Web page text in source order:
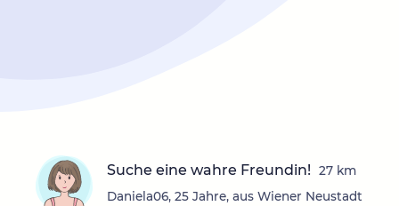
Suche eine wahre Freundin!
Daniela06, 25 Jahre, aus Wiener Neustadt
27 km